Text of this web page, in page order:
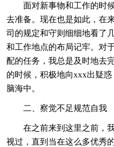
面对新事物和工作的时
去准备。现在也是如此，在
司的规定和守则细细地看了
和工作地点的布局记牢。对
配的任务，我总是及时地去
的时候，积极地向xxx出疑
脑海中。
二、察觉不足规范自我
在之前来到这里之前，
视过，直到当在这么多优秀